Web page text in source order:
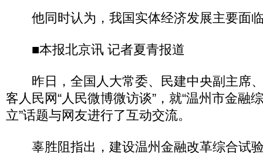
他同时认为，我国实体经济发展主要面
■本报北京讯 记者夏青报道
昨日，全国人大常委、民建中央副主席
客人民网“人民微博微访谈”，就“温州市金融
立”话题与网友进行了互动交流。
辜胜阻指出，建设温州金融改革综合试